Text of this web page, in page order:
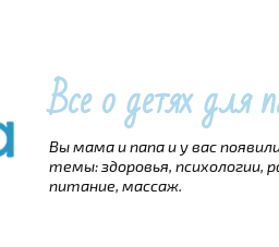
Все о детях
Вы мама и папа и у вас
темы: здоровья, психологии,
питание, массаж.